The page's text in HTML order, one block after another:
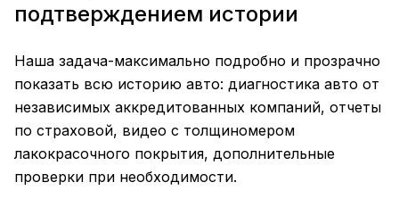
подтверждением истории
Наша задача-максимально подробно и прозрачно
показать всю историю авто: диагностика авто от
независимых аккредитованных компаний, отчеты
по страховой, видео с толщиномером
лакокрасочного покрытия, дополнительные
проверки при необходимости.